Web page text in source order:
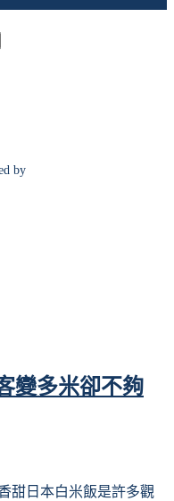
by
變多米卻不夠
甜日本白米飯是許多觀